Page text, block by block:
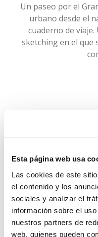
Esta página web usa
Las cookies de este
el contenido y los
sociales y analizar el
información sobre el
nuestros partners de
web, quienes pueden
Un paseo por el
urbano desde el
cuaderno de
sketching en el que
De
De